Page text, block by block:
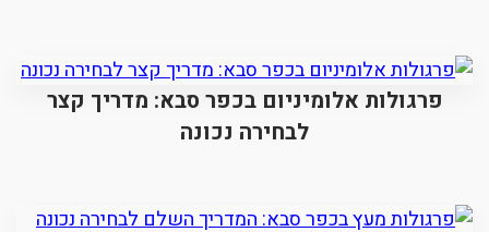
פרגולות אלומיניום בכפר סבא: מדריך קצר
לבחירה נכונה